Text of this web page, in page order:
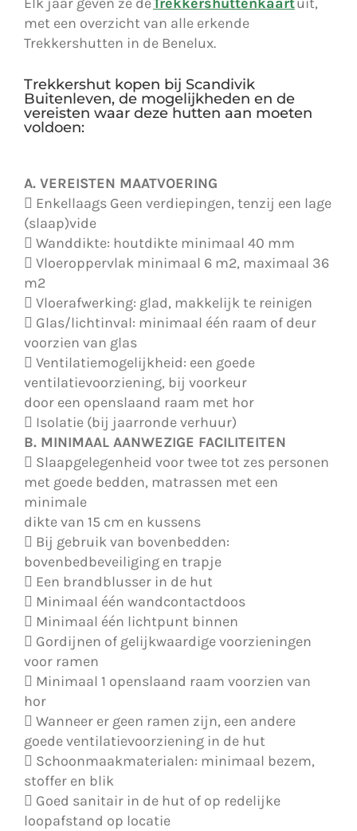
met een overzicht van alle erkende
Trekkershutten in de Benelux.
Trekkershut kopen bij Scandivik
Buitenleven, de mogelijkheden en de
vereisten waar deze hutten aan moeten
voldoen:
A. VEREISTEN MAATVOERING
 Enkellaags Geen verdiepingen, tenzij een lage
(slaap)vide
 Wanddikte: houtdikte minimaal 40 mm
 Vloeroppervlak minimaal 6 m2, maximaal 36
m2
 Vloerafwerking: glad, makkelijk te reinigen
 Glas/lichtinval: minimaal één raam of deur
voorzien van glas
 Ventilatiemogelijkheid: een goede
ventilatievoorziening, bij voorkeur
door een openslaand raam met hor
 Isolatie (bij jaarronde verhuur)
B. MINIMAAL AANWEZIGE FACILITEITEN
 Slaapgelegenheid voor twee tot zes personen
met goede bedden, matrassen met een
minimale
dikte van 15 cm en kussens
 Bij gebruik van bovenbedden:
bovenbedbeveiliging en trapje
 Een brandblusser in de hut
 Minimaal één wandcontactdoos
 Minimaal één lichtpunt binnen
 Gordijnen of gelijkwaardige voorzieningen
voor ramen
 Minimaal 1 openslaand raam voorzien van
hor
 Wanneer er geen ramen zijn, een andere
goede ventilatievoorziening in de hut
 Schoonmaakmaterialen: minimaal bezem,
stoffer en blik
 Goed sanitair in de hut of op redelijke
loopafstand op locatie